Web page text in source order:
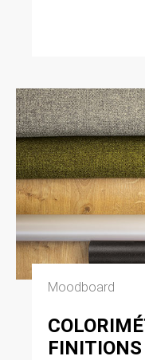
Moodboard
FINITIONS